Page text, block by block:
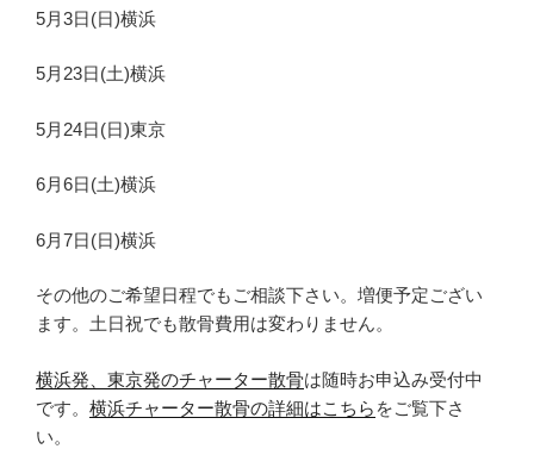
5月3日(日)横浜
5月23日(土)横浜
5月24日(日)東京
6月6日(土)横浜
6月7日(日)横浜
その他のご希望日程でもご相談下さい。増便予定ござい
ます。土日祝でも散骨費用は変わりません。
横浜発、東京発のチャーター散骨は随時お申込み受付中
です。 横浜チャーター散骨の詳細はこちら をご覧下さ
い。